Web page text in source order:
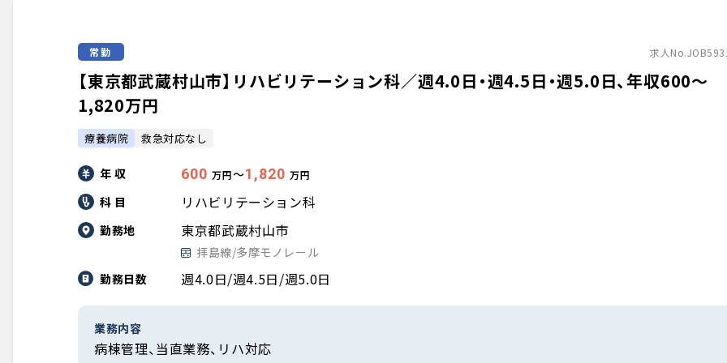
常勤 求人
【東京都武蔵村山市】リハビリテーション科／週4.0日・週4.5日・週5.0日、年収600〜
1,820万円
療養病院 救急対応なし
年 収 600 万円〜1,820 万円
科 目 リハビリテーション科
勤務地 東京都武蔵村山市
拝島線/多摩モノレール
勤務日数
週4.0日/週4.5日/週5.0日
業務内容
病棟管理、当直業務、リハ対応